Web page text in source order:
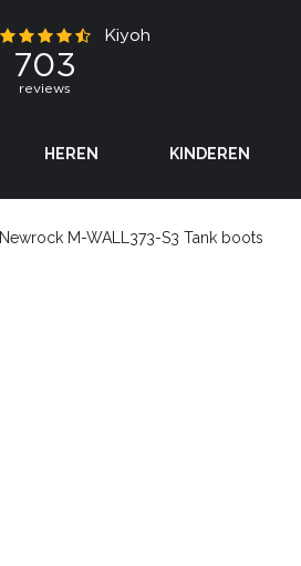
HEREN KINDEREN
Newrock M-WALL373-S3 Tank boots